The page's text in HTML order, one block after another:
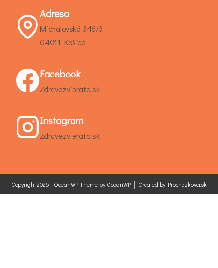
Adresa
Michalovská 346/3
04011 Košice
Facebook
Zdravezvierata.sk
Instagram
Zdravezvierata.sk
Copyright 2026 - OceanWP Theme by OceanWP │ Created by Prochazkovci.sk